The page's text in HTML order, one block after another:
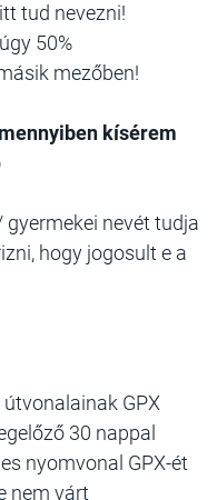
tud nevezni!
50%
mezőben!
kísérem
gyermekei nevét tudja
hogy jogosult e a
GPX
30 nappal
nyomvonal GPX-ét
nem várt